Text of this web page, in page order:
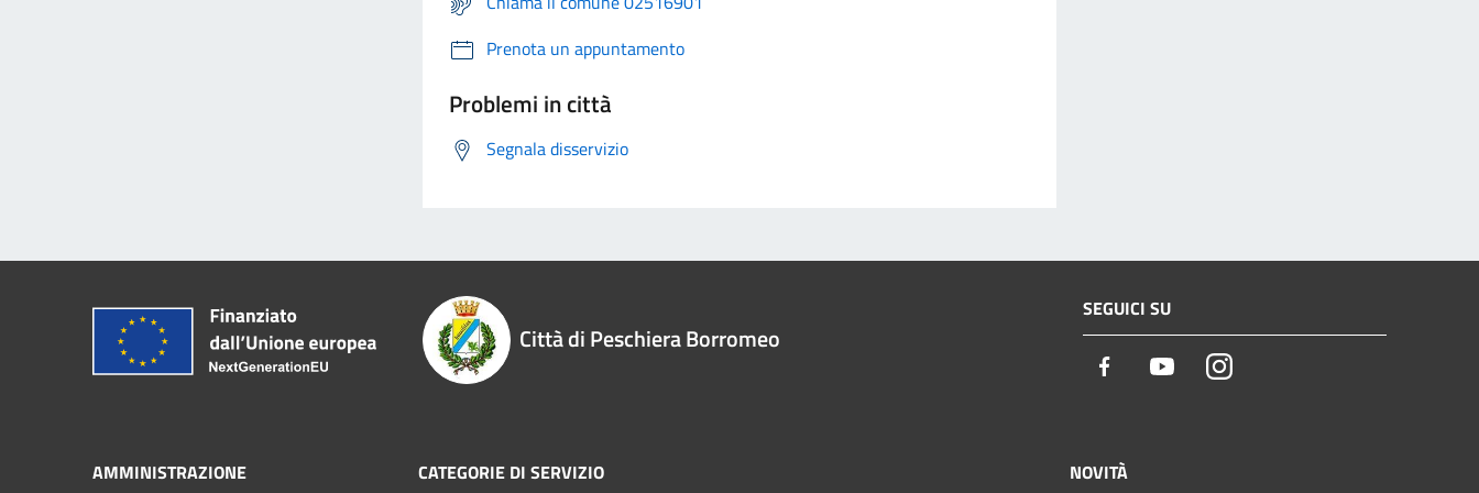
Prenota un appuntamento
Problemi in città
Segnala disservizio
Città di Peschiera Borromeo
SEGUICI SU
Facebook YoutubeInstagram
AMMINISTRAZIONE CATEGORIE DI SERVIZIO NOVITÀ